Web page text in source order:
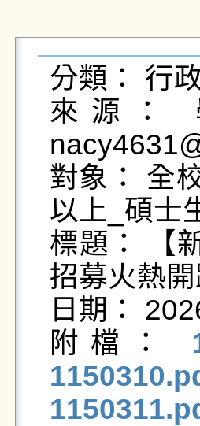
分類： 行
來源：
對象： 全
以上_碩士
標題： 【
招募火熱
日期：
附檔：